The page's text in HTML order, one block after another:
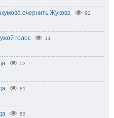
очернить Жукова 92
голос 14
53
81
83